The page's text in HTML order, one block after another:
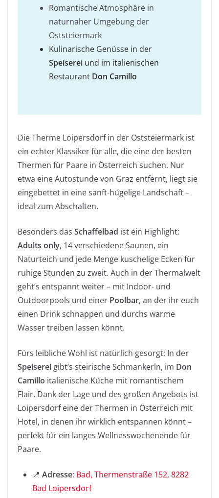
Romantische Atmosphäre in
naturnaher Umgebung der
Oststeiermark
Kulinarische Genüsse in der
Speisereiund im italienischen
Restaurant Don Camillo
Die Therme Loipersdorf in der Oststeiermark ist
ein echter Klassiker für alle, die eine der besten
Thermen für Paare in Österreich suchen. Nur
etwa eine Autostunde von Graz entfernt, liegt sie
eingebettet in eine sanft-hügelige Landschaft –
ideal zum Abschalten.
Besonders das Schaffelbad ist ein Highlight:
Adults only, 14 verschiedene Saunen, ein
Naturteich und jede Menge kuschelige Ecken für
ruhige Stunden zu zweit. Auch in der Thermalwelt
geht’s entspannt weiter – mit Indoor- und
Outdoorpools und einer Poolbar, an der ihr euch
einen Drink schnappen und durchs warme
Wasser treiben lassen könnt.
Fürs leibliche Wohl ist natürlich gesorgt: In der
Speiserei gibt’s steirische Schmankerln, im Don
Camillo italienische Küche mit romantischem
Flair. Dank der Lage und des großen Angebots ist
Loipersdorf eine der Thermen in Österreich mit
Hotel, in denen ihr wirklich entspannen könnt –
perfekt für ein langes Wellnesswochenende für
Paare.
📍 Adresse: Bad, Thermenstraße 152, 8282
Bad Loipersdorf